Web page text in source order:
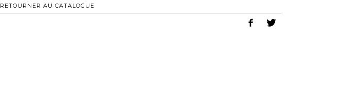
RETOURNER AU CATALOGUE